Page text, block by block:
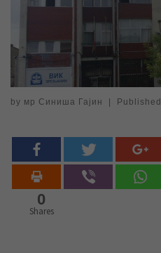
by мр Синиша Гајин Published
0
Shares